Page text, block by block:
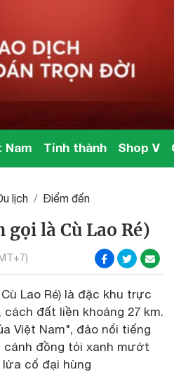
Nam Tỉnh thành Shop V
lịch Điểm đến
gọi là Cù Lao Ré)
Lao Ré) là đặc khu trực
đất liền khoảng 27 km.
Việt Nam", đảo nổi tiếng
đồng tỏi xanh mướt
cổ đại hùng